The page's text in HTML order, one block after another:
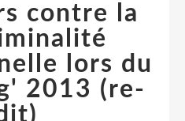
contre la
lors du
2013 (re-